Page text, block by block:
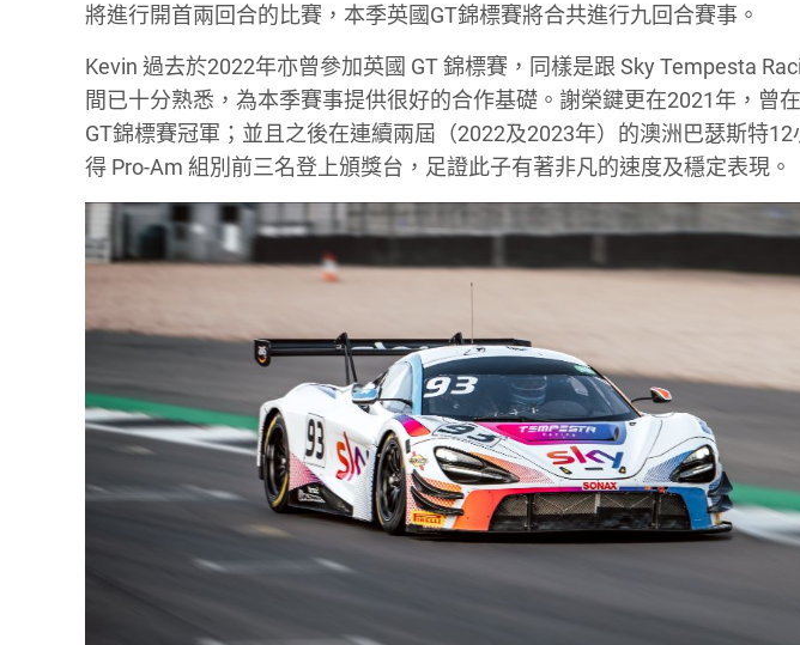
將進行開首兩回合的比賽，本季英國GT錦標賽將合共進行九回合賽事。
Kevin 過去於2022年亦曾參加英國 GT 錦標賽，同樣是跟 Sky Tempesta
間已十分熟悉，為本季賽事提供很好的合作基礎。謝榮鍵更在2021年，曾
GT錦標賽冠軍；並且之後在連續兩屆（2022及2023年）的澳洲巴瑟斯特
得 Pro-Am 組別前三名登上頒獎台，足證此子有著非凡的速度及穩定表現。